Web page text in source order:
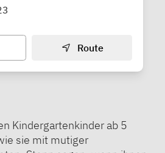
Route
Kindergartenkinder ab 5
sie mit mutiger